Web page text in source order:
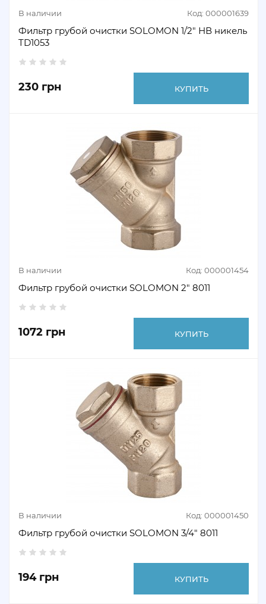
В наличии Код: 000001639
Фильтр грубой очистки SOLOMON 1/2" НВ никель
TD1053
230 грн КУПИТЬ
В наличии Код: 000001454
Фильтр грубой очистки SOLOMON 2" 8011
1072 грн КУПИТЬ
В наличии Код: 000001450
Фильтр грубой очистки SOLOMON 3/4" 8011
194 грн КУПИТЬ